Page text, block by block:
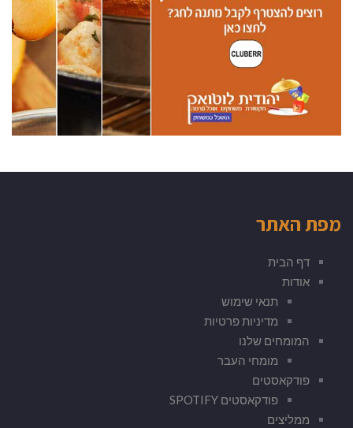
מפת האתר
דף הבית
אודות
תנאי שימוש
מדיניות פרטיות
המומחים שלנו
מומחי העבר
פודקאסטים
פודקאסטים SPOTIFY
ממליצים